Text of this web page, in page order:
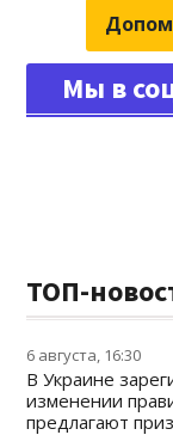
Мы в
ТОП-
6 августа, 16:30
В Украине
изменении
предлагают